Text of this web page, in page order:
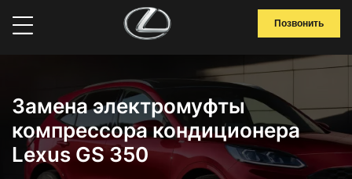
Позвонить
Замена электромуфты
компрессора кондиционера
Lexus GS 350